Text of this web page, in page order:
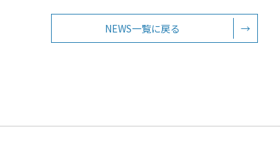
NEWS一覧に戻る →